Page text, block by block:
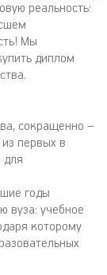
реальность:
Мы
диплом
сокращенно –
первых в
для
годы
вуза: учебное
которому